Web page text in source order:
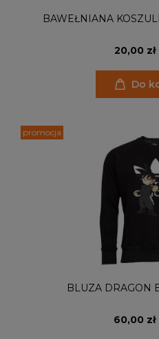
BAWEŁNIANA
20,00 zł
Do
BLUZA DRAGON
60,00 zł
promocja